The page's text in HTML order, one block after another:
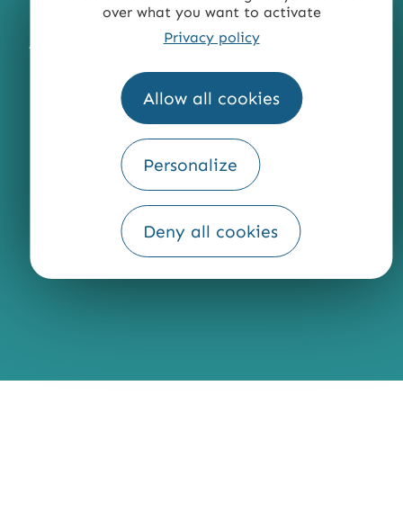
over what you want to activate
Privacy policy
Allow all cookies
Personalize
Deny all cookies
MENTIONS LÉGALES PLAN DU SITE
ACCESSIBILITÉ : NON CONFORME
QUI SOMMES-NOUS ?
Fourni par